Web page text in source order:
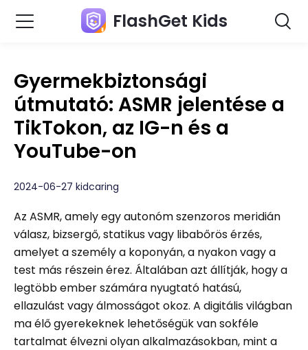
FlashGet Kids
Gyermekbiztonsági
útmutató: ASMR jelentése a
TikTokon, az IG-n és a
YouTube-on
2024-06-27 kidcaring
Az ASMR, amely egy autonóm szenzoros meridián
válasz, bizsergő, statikus vagy libabőrös érzés,
amelyet a személy a koponyán, a nyakon vagy a
test más részein érez. Általában azt állítják, hogy a
legtöbb ember számára nyugtató hatású,
ellazulást vagy álmosságot okoz. A digitális világban
ma élő gyerekeknek lehetőségük van sokféle
tartalmat élvezni olyan alkalmazásokban, mint a